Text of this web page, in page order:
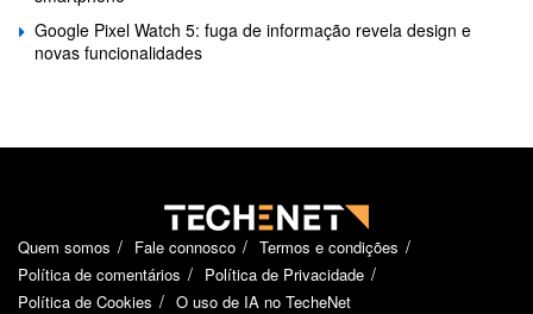
Google Pixel Watch 5: fuga de informação revela design e
novas funcionalidades
Quem somos Fale connosco
Termos e condições
Política de comentários
Política de Privacidade
Política de Cookies
O uso de IA no TecheNet